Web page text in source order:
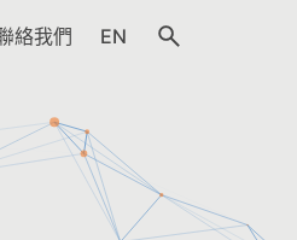
絡我們 EN